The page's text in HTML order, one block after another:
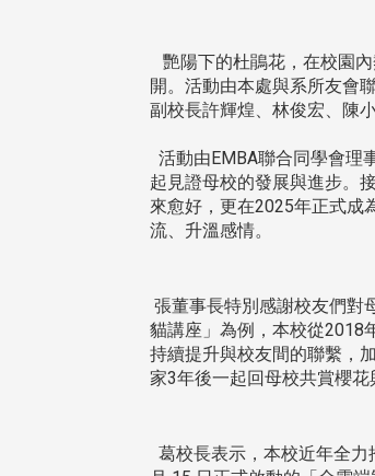
艷陽下的杜鵑花，在校園
開。活動由本處與系所友會
副校長許輝煌、林俊宏、陳
活動由EMBA聯合同學會理
起見證母校的發展與進步。
來愈好，更在2025年正式成
流、升溫感情。
張董事長特別感謝校友們對
貓講座」為例，本校從2018
持續提升與校友間的聯繫，
家3年後一起回母校共賞櫻花
葛校長表示，本校近年全